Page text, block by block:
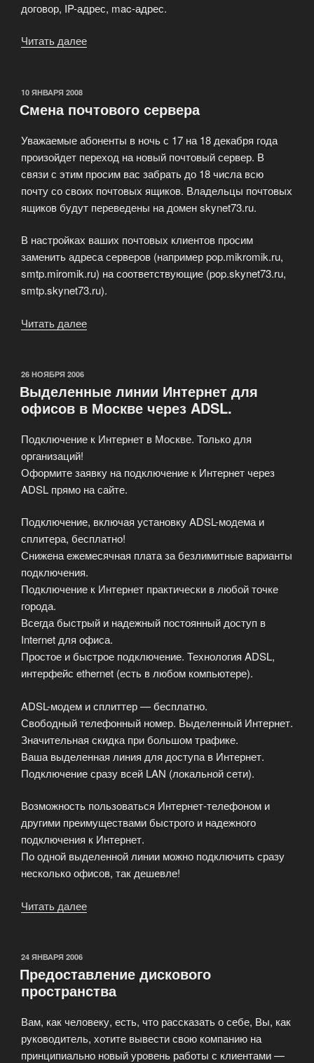
договор, IP-адрес, mac-адрес.
Читать далее
ОПУБЛИКОВАНО
10 ЯНВАРЯ 2008
Смена почтового сервера
Уважаемые абоненты в ночь с 17 на 18 декабря года
произойдет переход на новый почтовый сервер. В
связи с этим просим вас забрать до 18 числа всю
почту со своих почтовых ящиков. Владельцы почтовых
ящиков будут переведены на домен skynet73.ru.
В настройках ваших почтовых клиентов просим
заменить адреса серверов (например pop.mikromik.ru,
smtp.miromik.ru) на соответствующие (pop.skynet73.ru,
smtp.skynet73.ru).
Читать далее
ОПУБЛИКОВАНО
26 НОЯБРЯ 2006
Выделенные линии Интернет для
офисов в Москве через ADSL.
Подключение к Интернет в Москве. Только для
организаций!
Оформите заявку на подключение к Интернет через
ADSL прямо на сайте.
Подключение, включая установку ADSL-модема и
сплитера, бесплатно!
Снижена ежемесячная плата за безлимитные варианты
подключения.
Подключение к Интернет практически в любой точке
города.
Всегда быстрый и надежный постоянный доступ в
Internet для офиса.
Простое и быстрое подключение. Технология ADSL,
интерфейс ethernet (есть в любом компьютере).
ADSL-модем и сплиттер — бесплатно.
Свободный телефонный номер. Выделенный Интернет.
Значительная скидка при большом трафике.
Ваша выделенная линия для доступа в Интернет.
Подключение сразу всей LAN (локальной сети).
Возможность пользоваться Интернет-телефоном и
другими преимуществами быстрого и надежного
подключения к Интернет.
По одной выделенной линии можно подключить сразу
несколько офисов, так дешевле!
Читать далее
офисов
в
через
ADSL.»
ОПУБЛИКОВАНО
24 ЯНВАРЯ 2006
Предоставление дискового
пространства
Вам, как человеку, есть, что рассказать о себе, Вы, как
руководитель, хотите вывести свою компанию на
принципиально новый уровень работы с клиентами —